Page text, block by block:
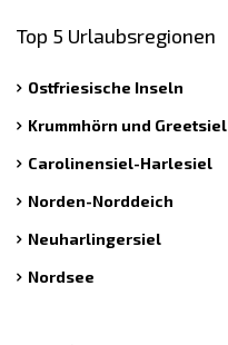
Top 5 Urlaubsregionen
Ostfriesische Inseln
Krummhörn und Greetsiel
Carolinensiel-Harlesiel
Norden-Norddeich
Neuharlingersiel
Nordsee